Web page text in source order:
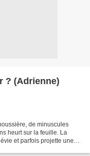
? (Adrienne)
de minuscules
heurt sur la feuille. La
et parfois projette une